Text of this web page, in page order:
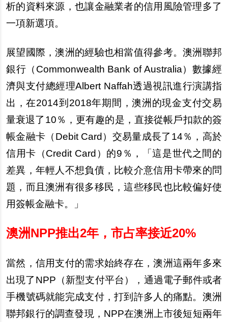
析的資料來源，也讓金融業者的信用風險管理多了
一項新選項。
展望國際，澳洲的經驗也相當值得參考。澳洲聯邦
銀行（Commonwealth Bank of Australia）數據經
濟與支付總經理Albert Naffah透過視訊進行演講指
出，在2014到2018年期間，澳洲的現金支付交易
量衰退了10％，更有趣的是，直接從帳戶扣款的簽
帳金融卡 （Debit Card）交易量成長了14％，高於
信用卡 （Credit Card）的9％，「這是世代之間的
差異，年輕人不想負債，比較介意信用卡帶來的問
題，而且澳洲有很多移民，這些移民也比較偏好使
用簽帳金融卡。」
澳洲NPP推出2年，市占率接近20%
當然，信用支付的需求始終存在，澳洲這兩年多來
出現了NPP（新型支付平台），通過電子郵件或者
手機號碼就能完成支付，打到許多人的痛點。澳洲
聯邦銀行的調查發現，NPP在澳洲上市後短短兩年